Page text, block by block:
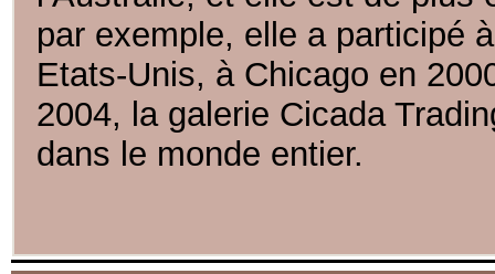
par exemple, elle a participé
Etats-Unis, à Chicago en
2004, la galerie Cicada
dans le monde entier.